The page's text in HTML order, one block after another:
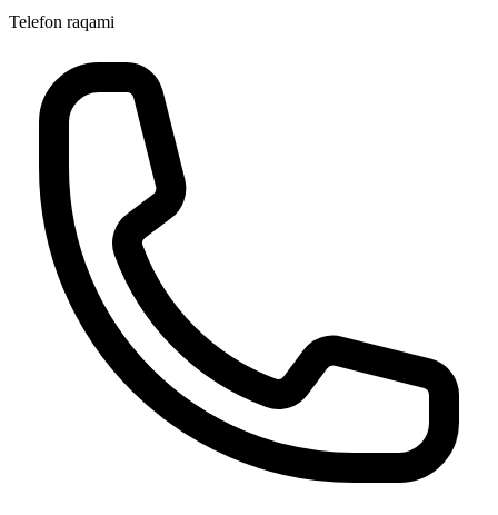
Telefon raqami